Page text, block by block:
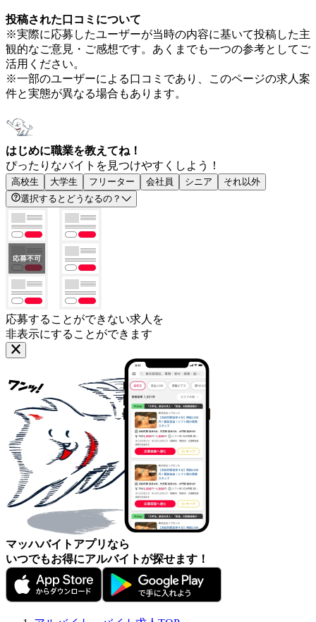
投稿された口コミについて
※実際に応募したユーザーが当時の内容に基いて投稿した主
観的なご意見・ご感想です。あくまでも一つの参考としてご
活用ください。
※一部のユーザーによる口コミであり、このページの求人案
件と実態が異なる場合もあります。
はじめに職業を教えてね！
ぴったりなバイトを見つけやすくしよう！
高校生 大学生 フリーター 会社員 シニア
それ以外
選択するとどうなるの？
応募することができない求人を
非表示にすることができます
マッハバイトアプリなら
いつでもお得にアルバイトが探せます！